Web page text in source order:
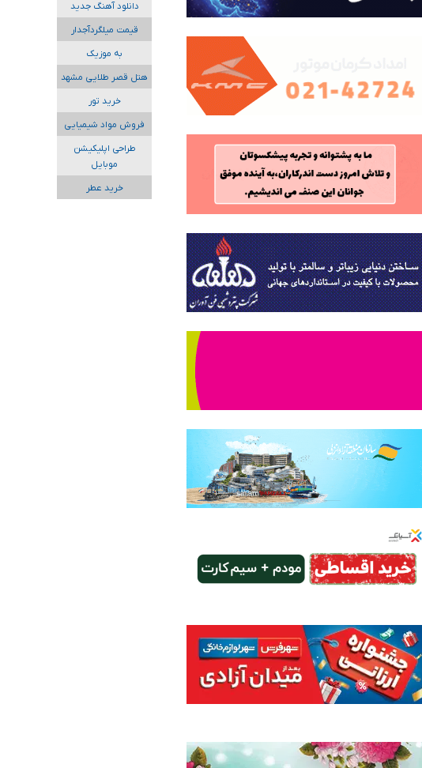
دانلود آهنگ جدید
قیمت میلگردآجدار
به موزیک
هتل قصر طلایی مشهد
خرید تور
فروش مواد شیمیایی
طراحی اپلیکیشن
موبایل
خرید عطر